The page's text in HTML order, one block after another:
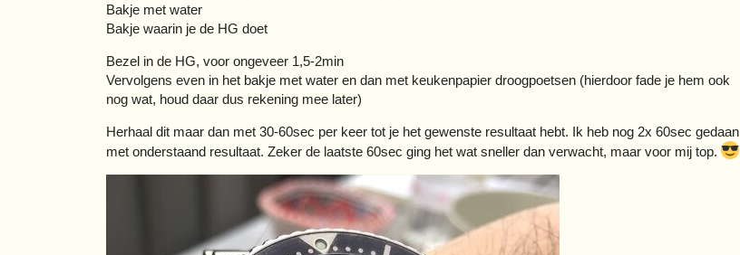
Bakje met water
Bakje waarin je de HG doet
Bezel in de HG, voor ongeveer 1,5-2min
Vervolgens even in het bakje met water en dan met keukenpapier droogpoetsen (hierdoor fade je hem ook
nog wat, houd daar dus rekening mee later)
Herhaal dit maar dan met 30-60sec per keer tot je het gewenste resultaat hebt. Ik heb nog 2x 60sec gedaan
met onderstaand resultaat. Zeker de laatste 60sec ging het wat sneller dan verwacht, maar voor mij top.